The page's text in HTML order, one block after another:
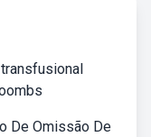
De Omissão De